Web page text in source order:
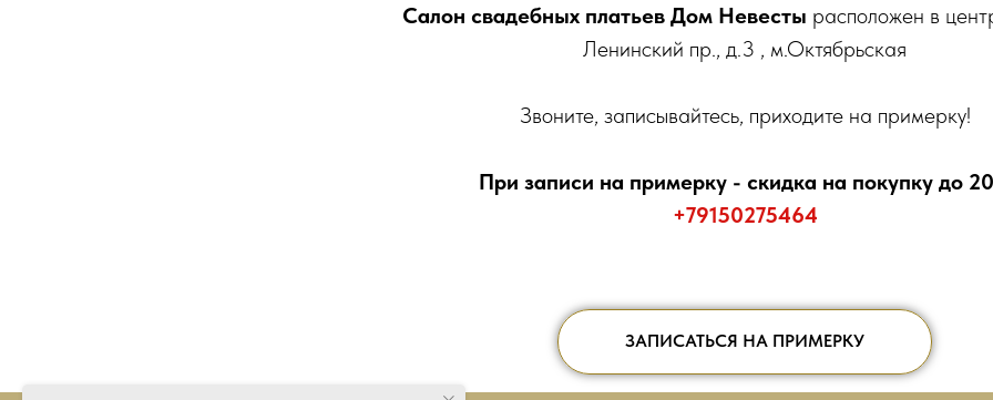
Салон свадебных платьев Дом Невесты расположен в
Ленинский пр., д.3 , м.Октябрьская
Звоните, записывайтесь, приходите на примерку!
При записи на примерку - скидка на покупку до
+79150275464
ЗАПИСАТЬСЯ НА ПРИМЕРКУ